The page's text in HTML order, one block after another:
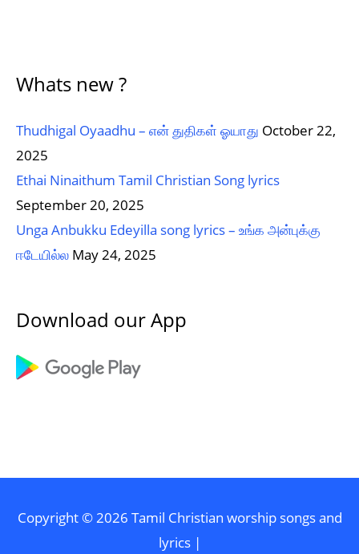
Whats new ?
Thudhigal Oyaadhu – என் துதிகள் ஓயாது October 22,
2025
Ethai Ninaithum Tamil Christian Song lyrics
September 20, 2025
Unga Anbukku Edeyilla song lyrics – உங்க அன்புக்கு
ஈடேயில்ல May 24, 2025
Download our App
Copyright © 2026 Tamil Christian worship songs and
lyrics|